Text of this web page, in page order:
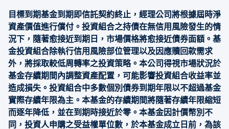
目標到期基金到期即信託契約終止，經理公司將根據屆時淨
資產價值進行償付。投資組合之持債在無信用風險發生的情
況下，隨著愈接近到期日，市場價格將愈接近債券面額。基
金投資組合除執行信用風險部位管理以及因應贖回款需求
外，將採取較低周轉率之投資策略。本公司得視市場狀況於
基金存續期間內調整資產配置，可能影響投資組合收益率並
造成損失。投資組合中多數個別債券到期年限以不超過基金
實際存續年限為主。本基金的存續期間將隨著存續年限縮短
而逐年降低，並在到期時接近於零。本基金因計價幣別不
同，投資人申購之受益權單位數，於本基金成立日前，為該